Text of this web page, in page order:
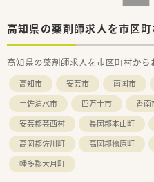
時には管理薬剤師に店舗デ
あり、非常に自由度の高い
いるので、急なお休みやシ
い環境となります。
■産休・育休の実績も多数
です。
■30代で取締役へご就任さ
キャリアステップアップを
いますので、非常にやりが
店舗への開発や店舗配属な
■多科目の経験をしたい！
持ちも相談可能で、異動希
高知県の薬剤師求人を市区
高知県の薬剤師求人を市区町村から
高知市 安芸市 南国市
土佐清水市
四万十市 香南
安芸郡芸西村
長岡郡本山町
高岡郡佐川町
高岡郡檮原町
幡多郡大月町